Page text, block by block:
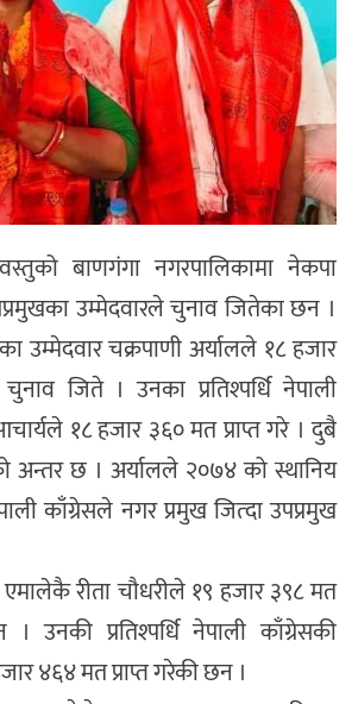
बाणगंगा नगरपालिकामा नेकपा
उम्मेदवारले चुनाव जितेका छन ।
उम्मेदवार चक्रपाणी अर्यालले १८ हजार
जिते । उनका प्रतिश्पर्धि नेपाली
१८ हजार ३६० मत प्राप्त गरे । दुबै
छ । अर्यालले २०७४ को स्थानिय
काँग्रेसले नगर प्रमुख जित्दा उपप्रमुख
रीता चौधरीले १९ हजार ३९८ मत
उनकी प्रतिश्पर्धि नेपाली काँग्रेसकी
४६४ मत प्राप्त गरेकी छन ।